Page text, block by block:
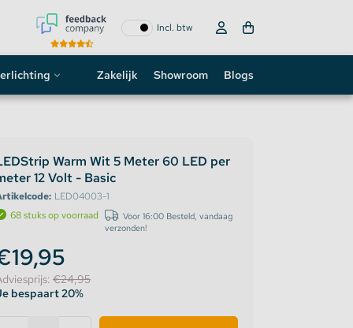
Incl. btw
sign
strip
Zakelijk Showroom Blogs
Warm Wit 5 Meter 60 LED per
12 Volt - Basic
LED04003-1
68 stuks op voorraad
Voor 16:00 Besteld, vandaag
verzonden!
€24,95
bespaart 20%